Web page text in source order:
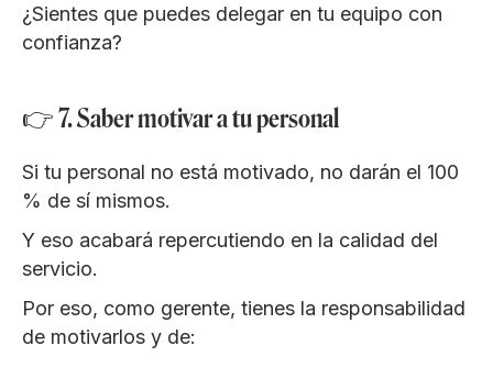
¿Sientes que puedes delegar en tu equipo con
confianza?
👉 7. Saber motivar a tu personal
Si tu personal no está motivado, no darán el 100
% de sí mismos.
Y eso acabará repercutiendo en la calidad del
servicio.
Por eso, como gerente, tienes la responsabilidad
de motivarlos y de: